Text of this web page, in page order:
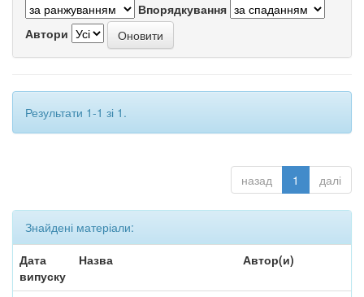
Впорядкування
Автори
Результати 1-1 зі 1.
назад 1 далі
Знайдені матеріали:
Дата
випуску
Назва Автор(и)